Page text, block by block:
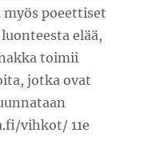
poeettiset
elää,
toimii
jotka ovat
vihkot/ 11e